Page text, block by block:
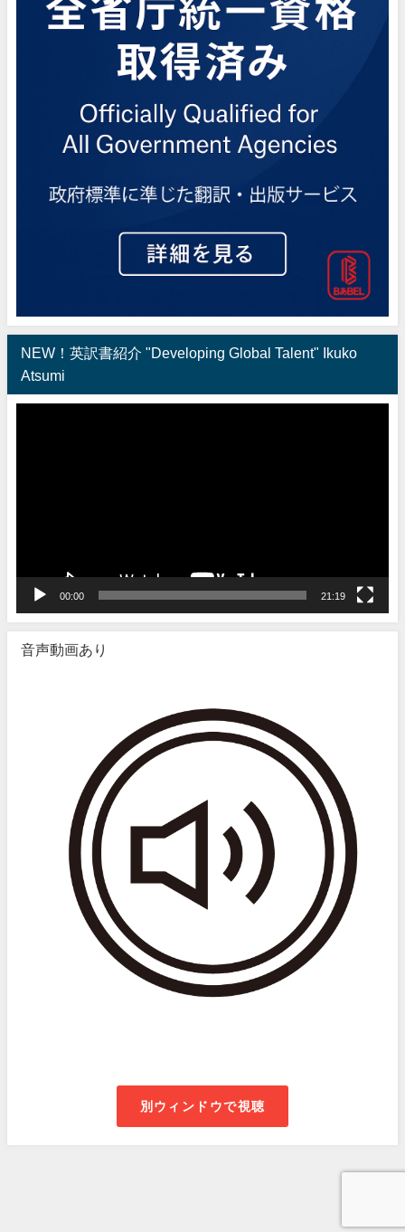
NEW！英訳書紹介 "Developing Global Talent" Ikuko
Atsumi
00:00 21:19
音声動画あり
別ウィンドウで視聴